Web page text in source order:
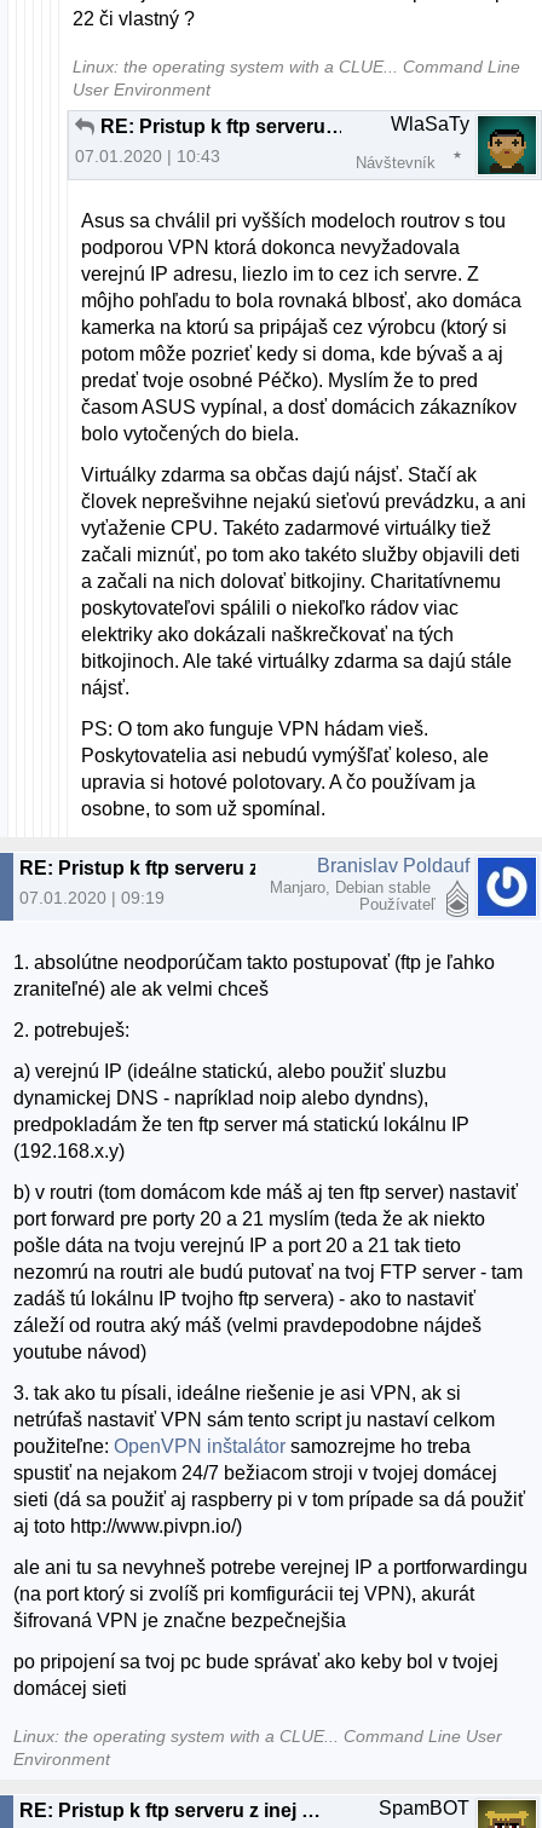
22 či vlastný ?
Linux: the operating system with a CLUE... Command Line
User Environment
RE: Pristup k ftp serveru z inej ako domacej siete
07.01.2020 | 10:43
WlaSaTy
Návštevník
Asus sa chválil pri vyšších modeloch routrov s tou
podporou VPN ktorá dokonca nevyžadovala
verejnú IP adresu, liezlo im to cez ich servre. Z
môjho pohľadu to bola rovnaká blbosť, ako domáca
kamerka na ktorú sa pripájaš cez výrobcu (ktorý si
potom môže pozrieť kedy si doma, kde bývaš a aj
predať tvoje osobné Péčko). Myslím že to pred
časom ASUS vypínal, a dosť domácich zákazníkov
bolo vytočených do biela.
Virtuálky zdarma sa občas dajú nájsť. Stačí ak
človek neprešvihne nejakú sieťovú prevádzku, a ani
vyťaženie CPU. Takéto zadarmové virtuálky tiež
začali miznúť, po tom ako takéto služby objavili deti
a začali na nich dolovať bitkojiny. Charitatívnemu
poskytovateľovi spálili o niekoľko rádov viac
elektriky ako dokázali naškrečkovať na tých
bitkojinoch. Ale také virtuálky zdarma sa dajú stále
nájsť.
PS: O tom ako funguje VPN hádam vieš.
Poskytovatelia asi nebudú vymýšľať koleso, ale
upravia si hotové polotovary. A čo používam ja
osobne, to som už spomínal.
RE: Pristup k ftp serveru z inej ako domacej siete
07.01.2020 | 09:19
Branislav Poldauf
Manjaro, Debian stable
Používateľ
1. absolútne neodporúčam takto postupovať (ftp je ľahko
zraniteľné) ale ak velmi chceš
2. potrebuješ:
a) verejnú IP (ideálne statickú, alebo použiť sluzbu
dynamickej DNS - napríklad noip alebo dyndns),
predpokladám že ten ftp server má statickú lokálnu IP
(192.168.x.y)
b) v routri (tom domácom kde máš aj ten ftp server) nastaviť
port forward pre porty 20 a 21 myslím (teda že ak niekto
pošle dáta na tvoju verejnú IP a port 20 a 21 tak tieto
nezomrú na routri ale budú putovať na tvoj FTP server - tam
zadáš tú lokálnu IP tvojho ftp servera) - ako to nastaviť
záleží od routra aký máš (velmi pravdepodobne nájdeš
youtube návod)
3. tak ako tu písali, ideálne riešenie je asi VPN, ak si
netrúfaš nastaviť VPN sám tento script ju nastaví celkom
použiteľne:OpenVPN inštalátor samozrejme ho treba
spustiť na nejakom 24/7 bežiacom stroji v tvojej domácej
sieti (dá sa použiť aj raspberry pi v tom prípade sa dá použiť
aj toto http://www.pivpn.io/)
ale ani tu sa nevyhneš potrebe verejnej IP a portforwardingu
(na port ktorý si zvolíš pri komfigurácii tej VPN), akurát
šifrovaná VPN je značne bezpečnejšia
po pripojení sa tvoj pc bude správať ako keby bol v tvojej
domácej sieti
Linux: the operating system with a CLUE... Command Line User
Environment
RE: Pristup k ftp serveru z inej ako domacej siete SpamBOT